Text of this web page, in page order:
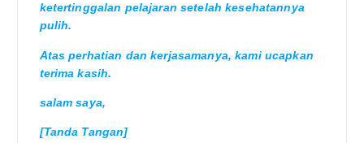
ketertinggalan pelajaran setelah kesehatannya
pulih.
Atas perhatian dan kerjasamanya, kami ucapkan
terima kasih.
salam saya,
[Tanda Tangan]